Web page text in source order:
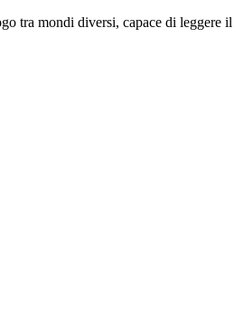
tra mondi diversi, capace di leggere